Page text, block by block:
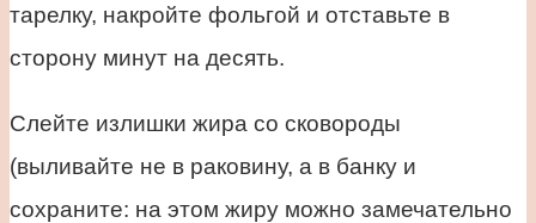
тарелку, накройте фольгой и отставьте в
сторону минут на десять.
Слейте излишки жира со сковороды
(выливайте не в раковину, а в банку и
сохраните: на этом жиру можно замечательно